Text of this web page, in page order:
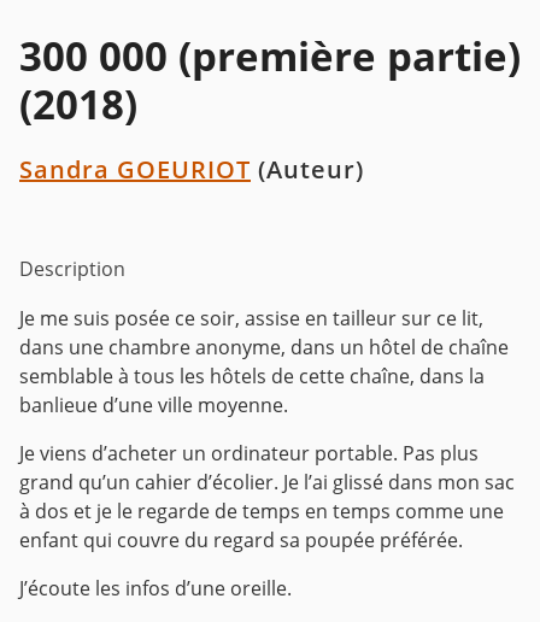
300 000 (première partie)
(2018)
Sandra GOEURIOT (Auteur)
Description
Je me suis posée ce soir, assise en tailleur sur ce lit,
dans une chambre anonyme, dans un hôtel de chaîne
semblable à tous les hôtels de cette chaîne, dans la
banlieue d’une ville moyenne.
Je viens d’acheter un ordinateur portable. Pas plus
grand qu’un cahier d’écolier. Je l’ai glissé dans mon sac
à dos et je le regarde de temps en temps comme une
enfant qui couvre du regard sa poupée préférée.
J’écoute les infos d’une oreille.